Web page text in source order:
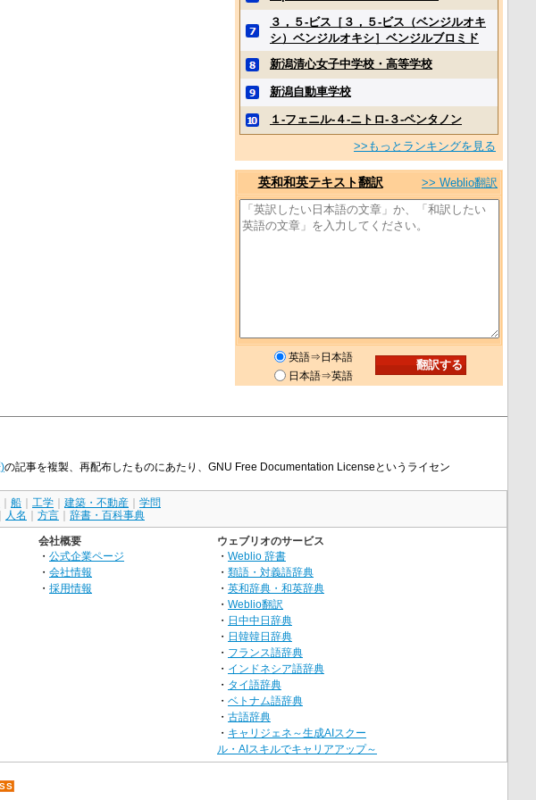
３，５‐ビス［３，５‐ビス（ベンジルオキ
シ）ベンジルオキシ］ベンジルブロミド
新潟清心女子中学校・高等学校
新潟自動車学校
１‐フェニル‐４‐ニトロ‐３‐ペンタノン
>>もっとランキングを見る
英和和英テキスト翻訳 >> Weblio翻訳
英語⇒日本語
日本語⇒英語
の記事を複製、再配布したものにあたり、GNU Free Documentation Licenseというライセン
船 工学 建築・不動産
学問
人名 方言 辞書・百科事典
会社概要
・ 公式企業ページ
・ 会社情報
・ 採用情報
ウェブリオのサービス
・ Weblio 辞書
・ 類語・対義語辞典
・ 英和辞典・和英辞典
・ Weblio翻訳
・ 日中中日辞典
・ 日韓韓日辞典
・ フランス語辞典
・ インドネシア語辞典
・ タイ語辞典
・ ベトナム語辞典
・ 古語辞典
・ キャリジェネ～生成AIスクー
ル・AIスキルでキャリアアップ～